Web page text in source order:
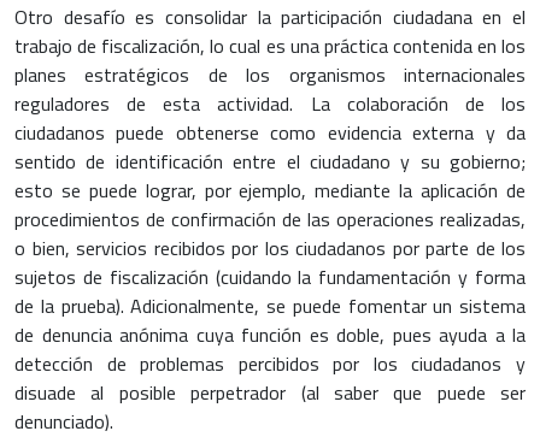
Otro desafío es consolidar la participación ciudadana en el
trabajo de fiscalización, lo cual es una práctica contenida en los
planes estratégicos de los organismos internacionales
reguladores de esta actividad. La colaboración de los
ciudadanos puede obtenerse como evidencia externa y da
sentido de identificación entre el ciudadano y su gobierno;
esto se puede lograr, por ejemplo, mediante la aplicación de
procedimientos de confirmación de las operaciones realizadas,
o bien, servicios recibidos por los ciudadanos por parte de los
sujetos de fiscalización (cuidando la fundamentación y forma
de la prueba). Adicionalmente, se puede fomentar un sistema
de denuncia anónima cuya función es doble, pues ayuda a la
detección de problemas percibidos por los ciudadanos y
disuade al posible perpetrador (al saber que puede ser
denunciado).